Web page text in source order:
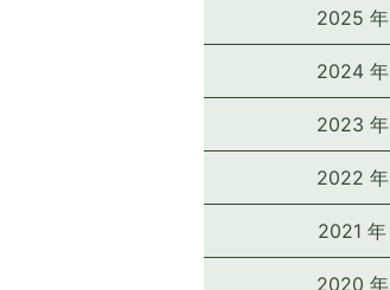
2025 年
2024 年
2023 年
2022 年
2021 年
2020 年